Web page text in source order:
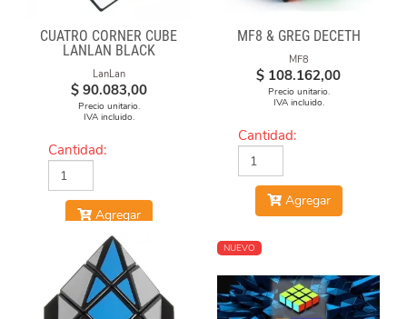
CUATRO CORNER CUBE
LANLAN BLACK
LanLan
$ 90.083,00
Precio unitario.
IVA incluido.
Cantidad:
Agregar
MF8 & GREG DECETH
MF8
$ 108.162,00
Precio unitario.
IVA incluido.
Cantidad:
Agregar
NUEVO